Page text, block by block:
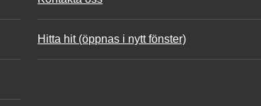
Hitta hit (öppnas i nytt fönster)